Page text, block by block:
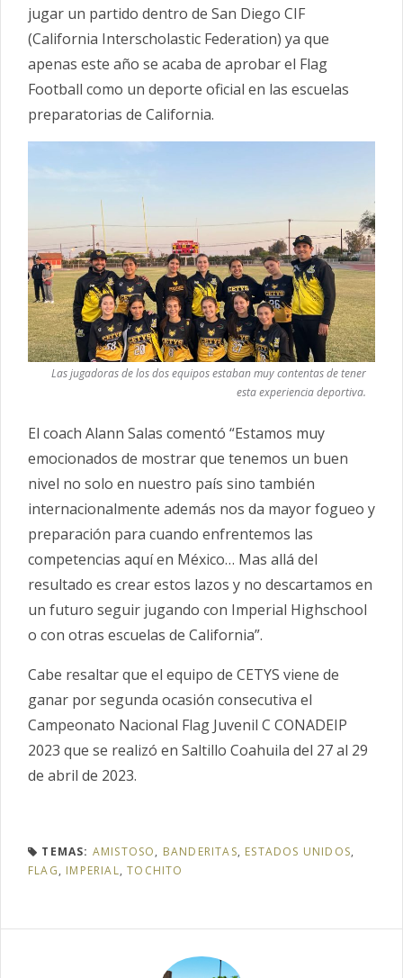
jugar un partido dentro de San Diego CIF
(California Interscholastic Federation) ya que
apenas este año se acaba de aprobar el Flag
Football como un deporte oficial en las escuelas
preparatorias de California.
Las jugadoras de los dos equipos estaban muy contentas de tener
esta experiencia deportiva.
El coach Alann Salas comentó “Estamos muy
emocionados de mostrar que tenemos un buen
nivel no solo en nuestro país sino también
internacionalmente además nos da mayor fogueo y
preparación para cuando enfrentemos las
competencias aquí en México… Mas allá del
resultado es crear estos lazos y no descartamos en
un futuro seguir jugando con Imperial Highschool
o con otras escuelas de California”.
Cabe resaltar que el equipo de CETYS viene de
ganar por segunda ocasión consecutiva el
Campeonato Nacional Flag Juvenil C CONADEIP
2023 que se realizó en Saltillo Coahuila del 27 al 29
de abril de 2023.
TEMAS: AMISTOSO, BANDERITAS, ESTADOS UNIDOS,
FLAG, IMPERIAL,TOCHITO